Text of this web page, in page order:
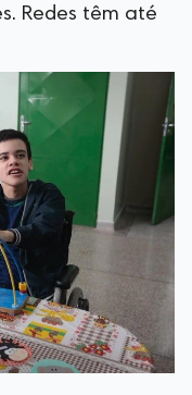
Redes têm até